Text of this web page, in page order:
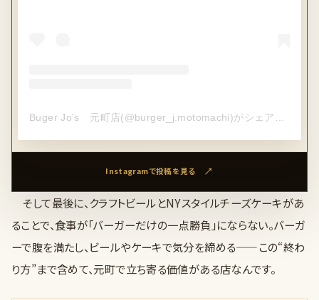
Instagramで投稿を見る
そして最後に、クラフトビールとNYスタイルチーズケーキがあ
ることで、食事が「バーガーだけの一点勝負」にならない。バーガ
ーで腹を満たし、ビールやケーキで気分を締める——この“終わ
り方”まで含めて、元町で立ち寄る価値がある店なんです。